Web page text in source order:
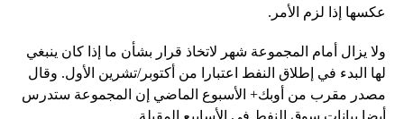
عكسها إذا لزم الأمر.
ولا يزال أمام المجموعة شهر لاتخاذ قرار بشأن ما إذا كان ينبغي
لها البدء في إطلاق النفط اعتبارا من أكتوبر/تشرين الأول. وقال
مصدر مقرب من أوبك+ الأسبوع الماضي إن المجموعة ستدرس